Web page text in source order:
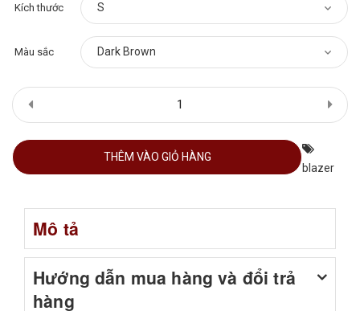
Kích thước
Màu sắc
THÊM VÀO GIỎ HÀNG
blazer
Mô tả
Hướng dẫn mua hàng và đổi trả
hàng